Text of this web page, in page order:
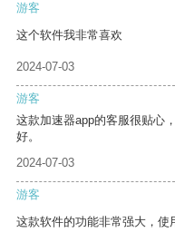
游客
这个软件我非常喜欢
2024-07-03
游客
这款加速器app的客服很贴心
好。
2024-07-03
游客
这款软件的功能非常强大，使